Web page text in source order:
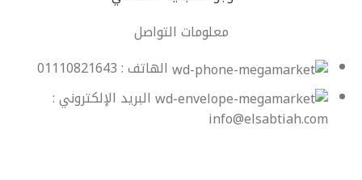
معلومات التواصل
الهاتف : 01110821643
البريد الإلكتروني :
info@elsabtiah.com